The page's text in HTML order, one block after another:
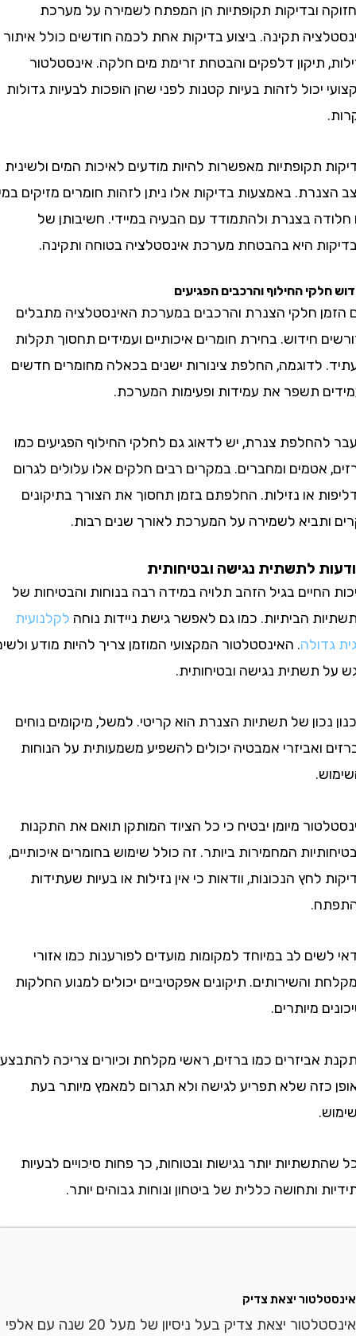
ובדיקות תקופתיות הן המפתח לשמירה על מערכת
תקינה. ביצוע בדיקות אחת לכמה חודשים כולל איתור
תיקון דלפקים והבטחת זרימת מים חלקה. אינסטלטור
יכול לזהות בעיות קטנות לפני שהן הופכות לבעיות גדולות
תקופתיות מאפשרות להיות מודעים לאיכות המים ולשינית
באמצעות בדיקות אלו ניתן לזהות חומרים מזיקים במים
בצנרת ולהתמודד עם הבעיה במיידי. חשיבותן של
היא בהבטחת מערכת אינסטלציה בטוחה ותקינה.
החילוף והרכבים הפגיעים
חלקי הצנרת והרכבים במערכת האינסטלציה מתבלים
חידוש. בחירת חומרים איכותיים ועמידים תחסוך תקלות
לדוגמה, החלפת צינורות ישנים בכאלה מחומרים חדשים
תשפר את עמידות ופעימות המערכת.
צנרת, יש לדאוג גם לחלקי החילוף הפגיעים כמו
ומחברים. במקרים רבים חלקים אלו עלולים לגרום
או נזילות. החלפתם בזמן תחסוך את הצורך בתיקונים
לשמירה על המערכת לאורך שנים רבות.
לתשתית נגישה ובטיחותית
בגיל הזהב תלויה במידה רבה בנוחות והבטיחות של
הביתיות. כמו גם לאפשר גישת ניידות נוחהלקלנועית
. האינסטלטור המקצועי המוזמן צריך להיות מודע ולשים
תשתית נגישה ובטיחותית.
של תשתיות הצנרת הוא קריטי. למשל, מיקומים נוחים
ואביזרי אמבטיה יכולים להשפיע משמעותית על הנוחות
מיומן יבטיח כי כל הציוד המותקן תואם את התקנות
המחמירות ביותר. זה כולל שימוש בחומרים איכותיים,
לחץ הנכונות, וודאות כי אין נזילות או בעיות שעתידות
לב במיוחד למקומות מועדים לפורענות כמו אזורי
והשירותים. תיקונים אפקטיביים יכולים למנוע החלקות
מיותרים.
כמו ברזים, ראשי מקלחת וכיורים צריכה להתבצע
שלא תפריע לגישה ולא תגרום למאמץ מיותר בעת
יותר נגישות ובטוחות, כך פחות סיכויים לבעיות
ותחושה כללית של ביטחון ונוחות גבוהים יותר.
יצאת צדיק
אינסטלטור יצאת צדיק בעל ניסיון של מעל 20 שנה עם אלפי